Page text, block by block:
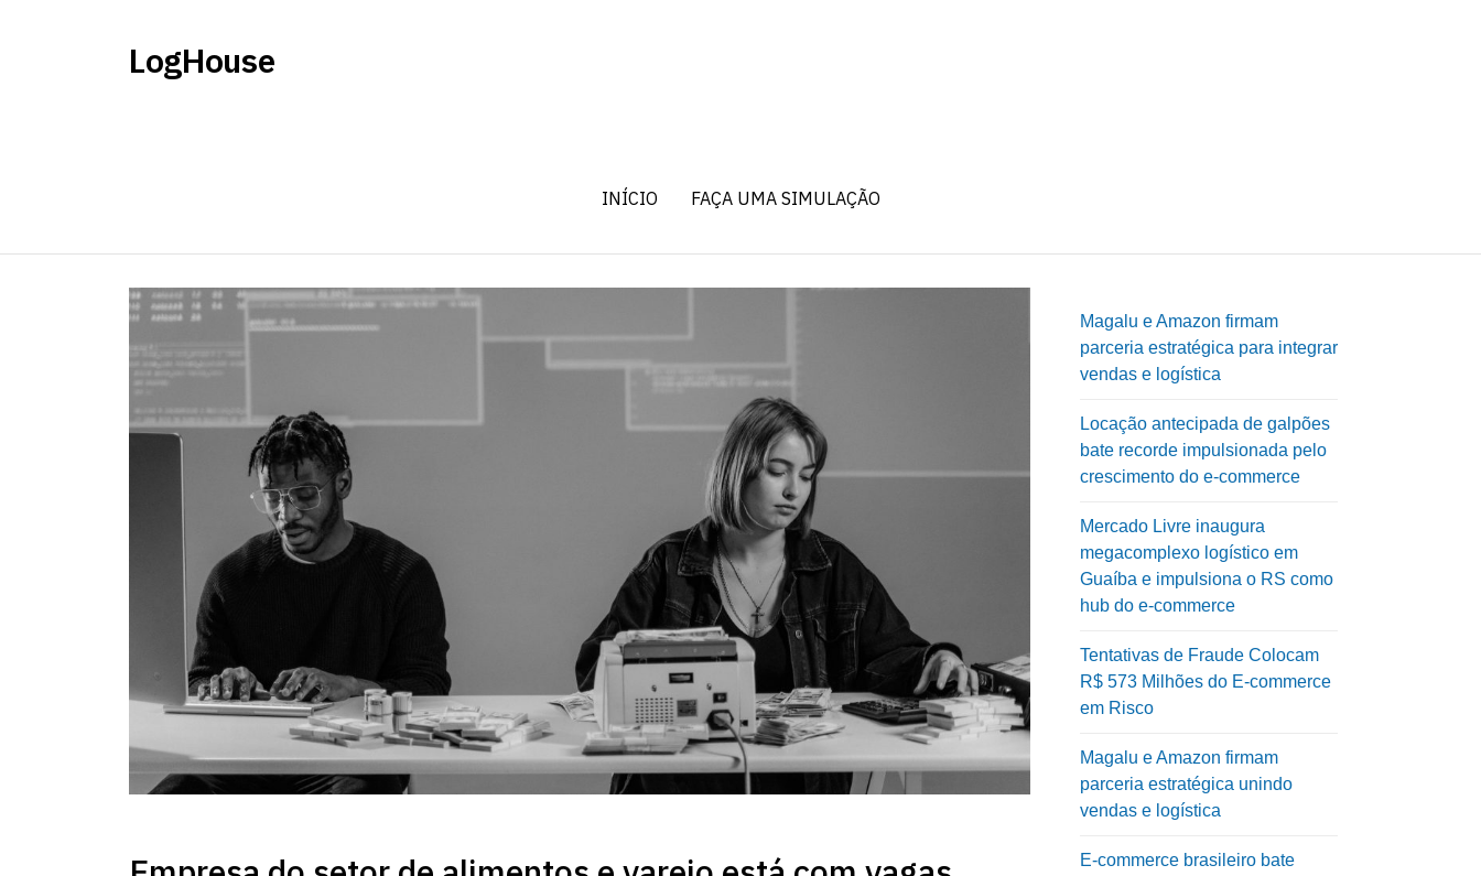
LogHouse
INÍCIO FAÇA UMA SIMULAÇÃO
Magalu e Amazon firmam
parceria estratégica para integrar
vendas e logística
Locação antecipada de galpões
bate recorde impulsionada pelo
crescimento do e-commerce
Mercado Livre inaugura
megacomplexo logístico em
Guaíba e impulsiona o RS como
hub do e-commerce
Tentativas de Fraude Colocam
R$ 573 Milhões do E-commerce
em Risco
Magalu e Amazon firmam
parceria estratégica unindo
vendas e logística
E-commerce brasileiro bate